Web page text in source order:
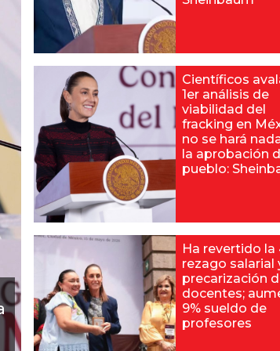
Científicos
1er análisis de
viabilidad del
fracking en
no se hará
la aprobación
pueblo:
Ha revertido la
rezago salarial
precarización
docentes;
9% sueldo de
profesores